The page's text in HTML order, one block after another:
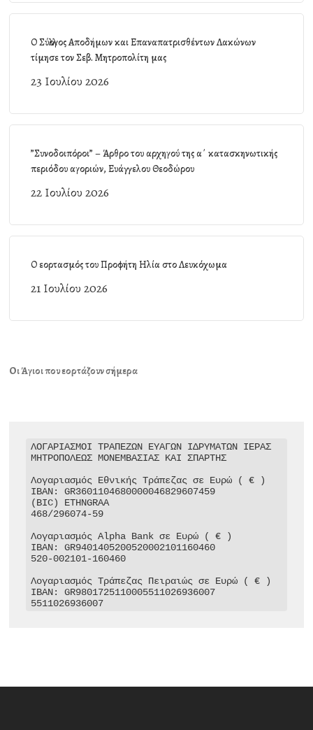
Ο Σύλλογος Αποδήμων και Επαναπατρισθέντων Λακώνων
τίμησε τον Σεβ. Μητροπολίτη μας
23 Ιουλίου 2026
”Συνοδοιπόροι” – Άρθρο του αρχηγού της α΄ κατασκηνωτικής
περιόδου αγοριών, Ευάγγελου Θεοδώρου
22 Ιουλίου 2026
Ο εορτασμός του Προφήτη Ηλία στο Λευκόχωμα
21 Ιουλίου 2026
Οι Άγιοι που εορτάζουν σήμερα
ΛΟΓΑΡΙΑΣΜΟΙ ΤΡΑΠΕΖΩΝ ΕΥΑΓΩΝ ΙΔΡΥΜΑΤΩΝ ΙΕΡΑΣ
ΜΗΤΡΟΠΟΛΕΩΣ ΜΟΝΕΜΒΑΣΙΑΣ ΚΑΙ ΣΠΑΡΤΗΣ
Λογαριασμός Εθνικής Τράπεζας σε Ευρώ ( € )
IBAN: GR3601104680000046829607459
(BIC) ETHNGRAA
468/296074-59
Λογαριασμός Alpha Bank σε Ευρώ ( € )
IBAN: GR9401405200520002101160460
520-002101-160460
Λογαριασμός Τράπεζας Πειραιώς σε Ευρώ ( € )
IBAN: GR9801725110005511026936007
5511026936007